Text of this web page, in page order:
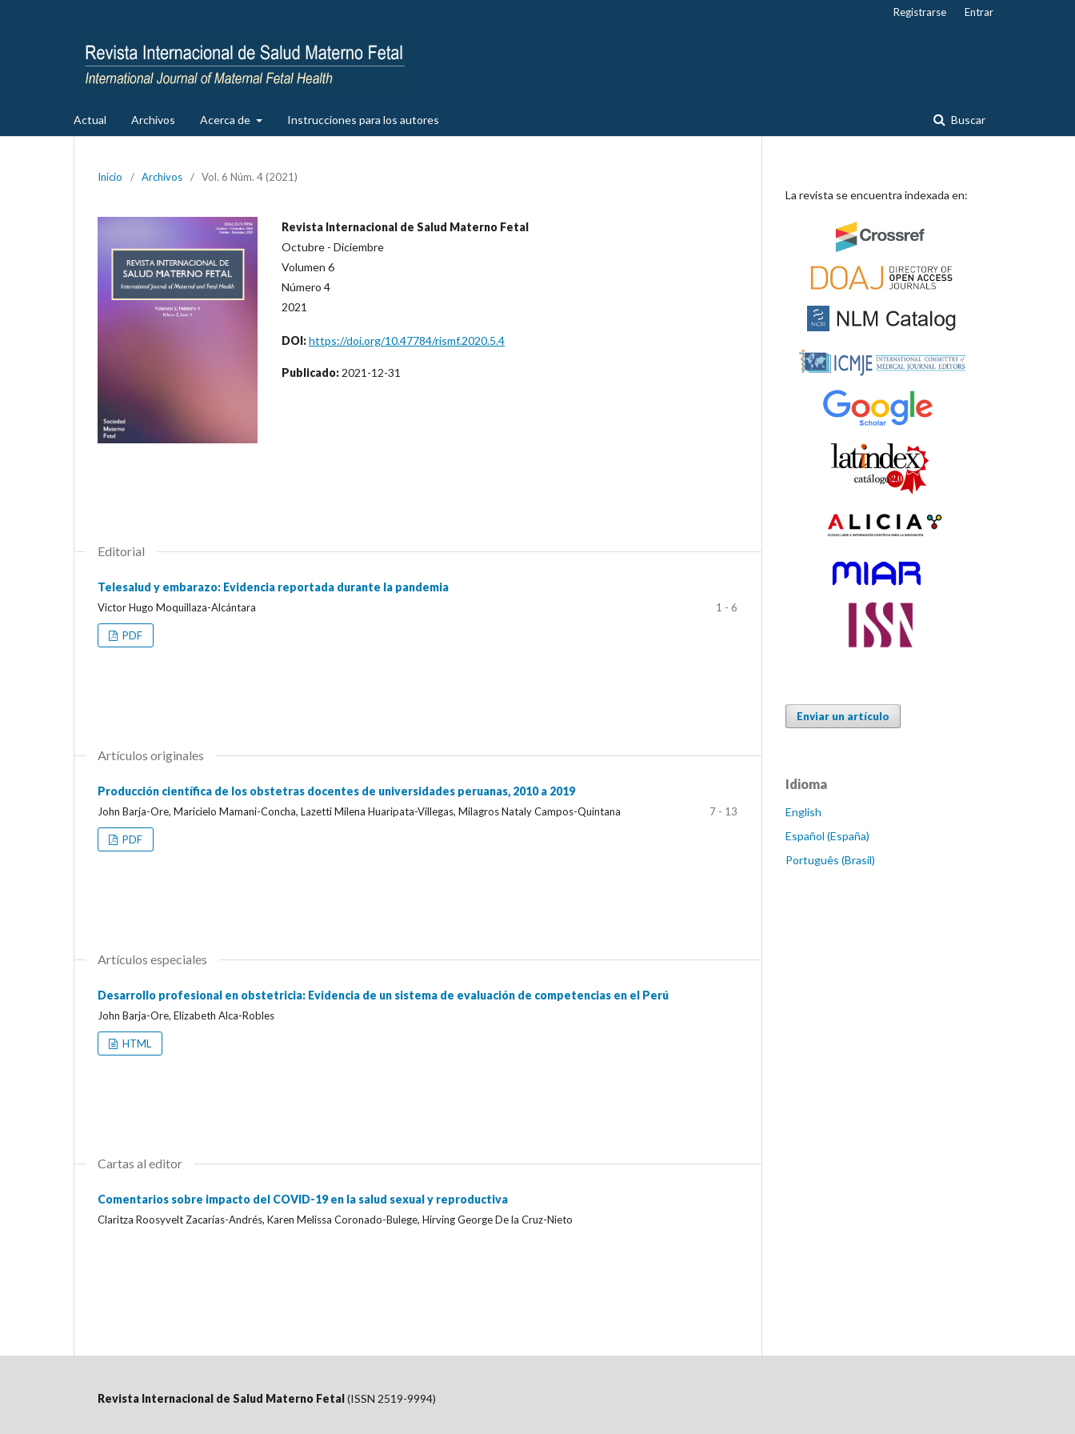
Actual Archivos Acerca de Instrucciones para los autores Buscar
Registrarse Entrar
Inicio / Archivos / Vol. 6 Núm. 4 (2021)
Revista Internacional de Salud Materno Fetal
Octubre - Diciembre
Volumen 6
Número 4
2021
DOI:https://doi.org/10.47784/rismf.2020.5.4
Publicado: 2021-12-31
Editorial
Telesalud y embarazo: Evidencia reportada durante la pandemia
Victor Hugo Moquillaza-Alcántara 1 - 6
PDF
Artículos originales
Producción científica de los obstetras docentes de universidades peruanas, 2010 a 2019
John Barja-Ore, Maricielo Mamani-Concha, Lazetti Milena Huaripata-Villegas, Milagros Nataly Campos-Quintana 7 - 13
PDF
Artículos especiales
Desarrollo profesional en obstetricia: Evidencia de un sistema de evaluación de competencias en el Perú
John Barja-Ore, Elizabeth Alca-Robles
HTML
Cartas al editor
Comentarios sobre impacto del COVID-19 en la salud sexual y reproductiva
Claritza Roosyvelt Zacarías-Andrés, Karen Melissa Coronado-Bulege, Hirving George De la Cruz-Nieto
La revista se encuentra indexada en:
Enviar un artículo
Idioma
English
Español (España)
Português (Brasil)
Revista Internacional de Salud Materno Fetal(ISSN 2519-9994)